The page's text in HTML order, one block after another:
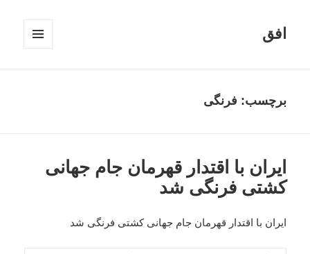
افق
برچسب: فرنگی
ایران با اقتدار قهرمان جام جهانی
کشتی فرنگی شد
ایران با اقتدار قهرمان جام جهانی کشتی فرنگی شد